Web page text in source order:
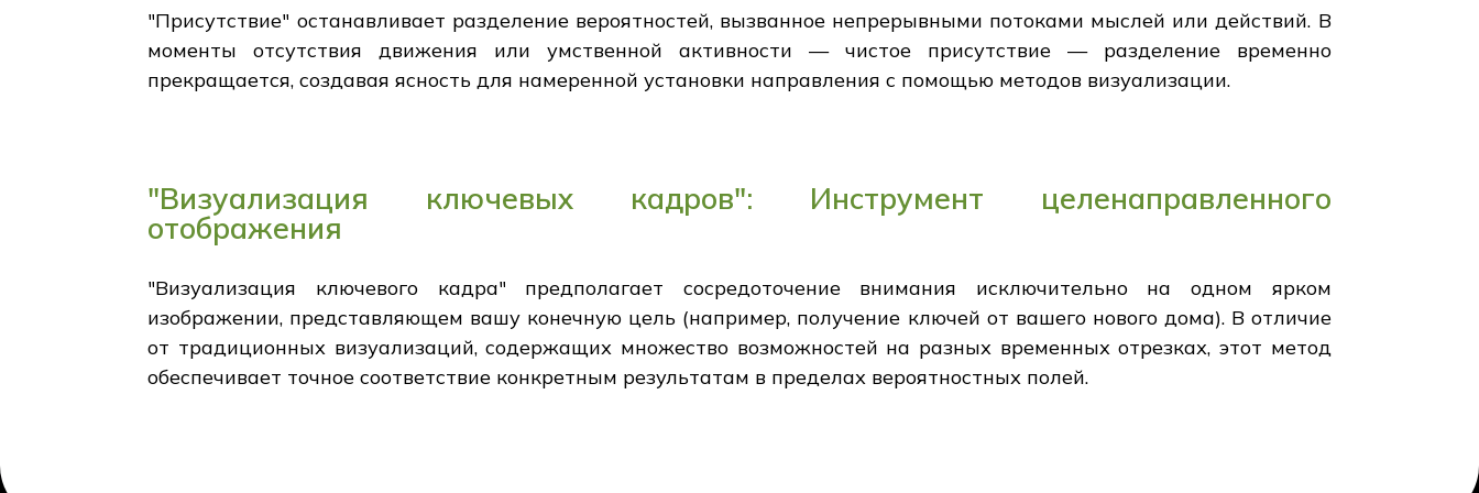
"Присутствие" останавливает разделение вероятностей, вызванное непрерывными потоками мыслей или действий. В
моменты отсутствия движения или умственной активности — чистое присутствие — разделение временно
прекращается, создавая ясность для намеренной установки направления с помощью методов визуализации.
"Визуализация ключевых кадров": Инструмент целенаправленного
отображения
"Визуализация ключевого кадра" предполагает сосредоточение внимания исключительно на одном ярком
изображении, представляющем вашу конечную цель (например, получение ключей от вашего нового дома). В отличие
от традиционных визуализаций, содержащих множество возможностей на разных временных отрезках, этот метод
обеспечивает точное соответствие конкретным результатам в пределах вероятностных полей.